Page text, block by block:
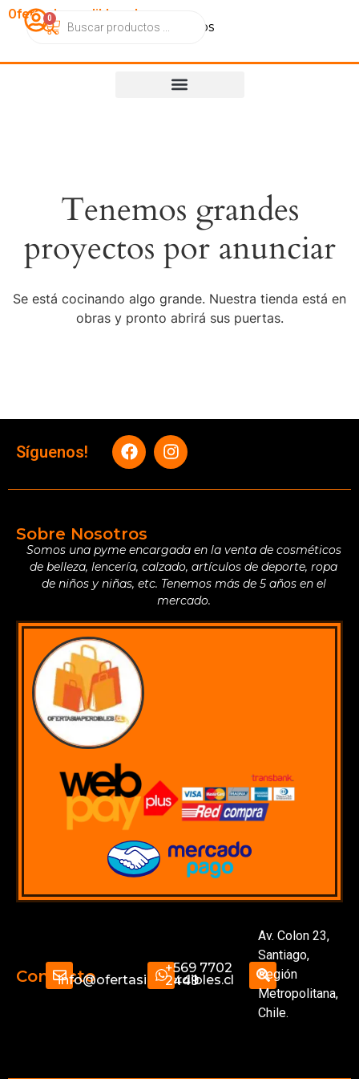
OfertasImperdibles.cl
CatálogoContactoNosotros
0
Tenemos grandes
proyectos por anunciar
Se está cocinando algo grande. Nuestra tienda está en
obras y pronto abrirá sus puertas.
Síguenos!
Sobre Nosotros
Somos una pyme encargada en la venta de cosméticos
de belleza, lencería, calzado, artículos de deporte, ropa
de niños y niñas, etc. Tenemos más de 5 años en el
mercado.
Contactoinfo@ofertasimperdibles.cl
+569 7702
2449
Av. Colon 23,
Santiago,
Región
Metropolitana,
Chile.